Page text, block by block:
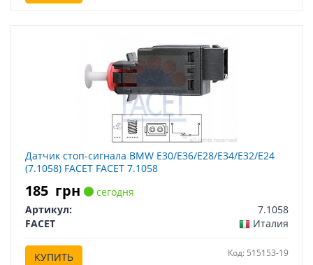
Датчик стоп-сигнала BMW E30/E36/E28/E34/E32/E24
(7.1058) FACET FACET 7.1058
185 грн
сегодня
Артикул:
7.1058
FACET
Италия
КУПИТЬ Код: 515153-19